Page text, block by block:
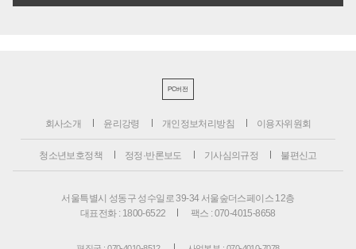
PC버전
회사소개 윤리강령 개인정보처리방침 이용자위원회
청소년보호정책 정정·반론보도 기사심의규정 불편신고
서울특별시 성동구 성수일로 39-34 서울숲더스페이스 12층
대표전화 : 1800-6522
팩스 : 070-4015-8658